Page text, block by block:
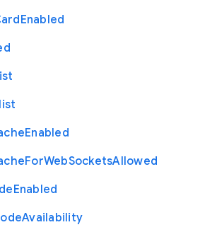
Enabled
Enabled
ForWebSocketsAllowed
Enabled
Availability